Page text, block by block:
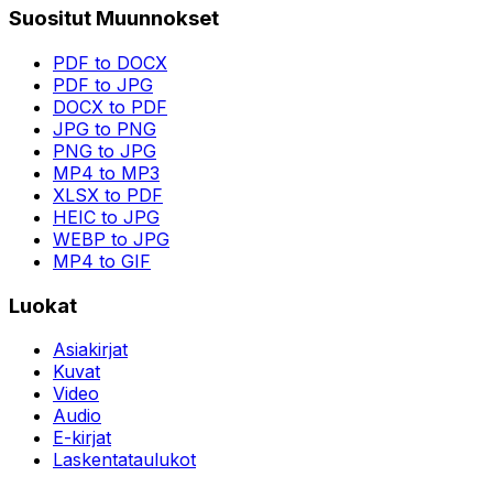
Suositut Muunnokset
PDF to DOCX
PDF to JPG
DOCX to PDF
JPG to PNG
PNG to JPG
MP4 to MP3
XLSX to PDF
HEIC to JPG
WEBP to JPG
MP4 to GIF
Luokat
Asiakirjat
Kuvat
Video
Audio
E-kirjat
Laskentataulukot